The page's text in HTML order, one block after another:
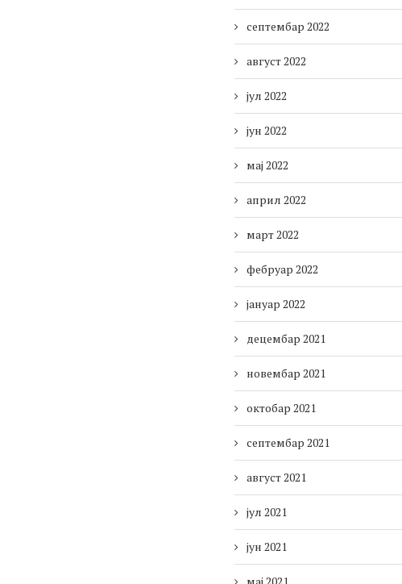
септембар 2022
август 2022
јул 2022
јун 2022
мај 2022
април 2022
март 2022
фебруар 2022
јануар 2022
децембар 2021
новембар 2021
октобар 2021
септембар 2021
август 2021
јул 2021
јун 2021